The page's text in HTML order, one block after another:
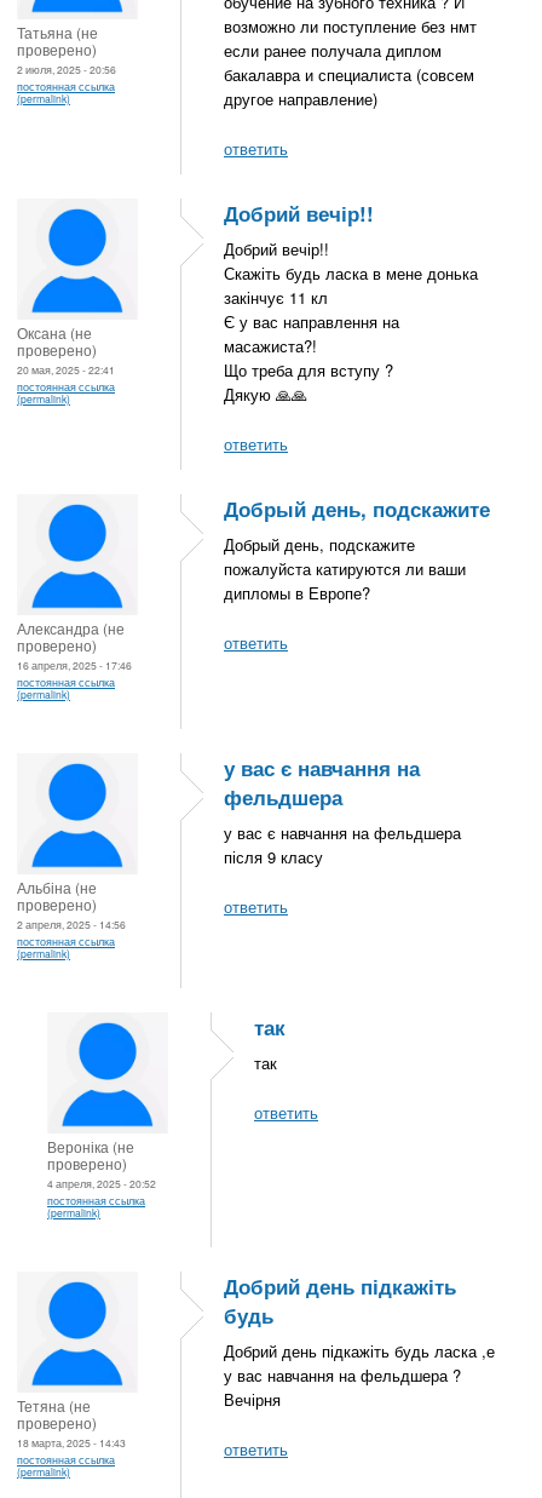
Татьяна (не
проверено)
2 июля, 2025 - 20:56
постоянная ссылка
(permalink)
возможно ли поступление без нмт
если ранее получала диплом
бакалавра и специалиста (совсем
другое направление)
ответить
Оксана (не
проверено)
20 мая, 2025 - 22:41
постоянная ссылка
(permalink)
Добрий вечір!!
Добрий вечір!!
Скажіть будь ласка в мене донька
закінчує 11 кл
Є у вас направлення на
масажиста?!
Що треба для вступу ?
Дякую 🙏🙏
ответить
Александра (не
проверено)
16 апреля, 2025 - 17:46
постоянная ссылка
(permalink)
Добрый день, подскажите
Добрый день, подскажите
пожалуйста катируются ли ваши
дипломы в Европе?
ответить
Альбіна (не
проверено)
2 апреля, 2025 - 14:56
постоянная ссылка
(permalink)
у вас є навчання на
фельдшера
у вас є навчання на фельдшера
після 9 класу
ответить
Вероніка (не
проверено)
4 апреля, 2025 - 20:52
постоянная ссылка
(permalink)
так
так
ответить
Тетяна (не
проверено)
18 марта, 2025 - 14:43
постоянная ссылка
(permalink)
Добрий день підкажіть
будь
Добрий день підкажіть будь ласка ,е
у вас навчання на фельдшера ?
Вечірня
ответить